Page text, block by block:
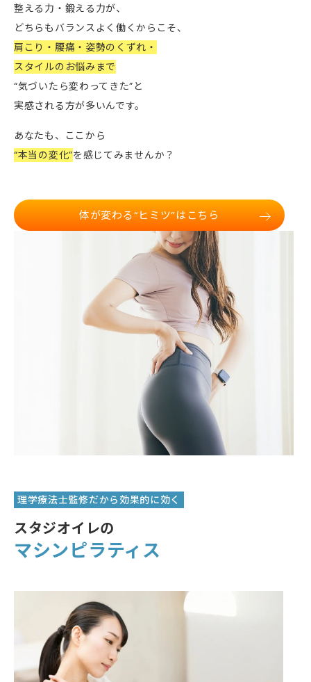
整える力・鍛える力が、
どちらもバランスよく働くからこそ、
肩こり・腰痛・姿勢のくずれ・
スタイルのお悩みまで
“気づいたら変わってきた”と
実感される方が多いんです。
あなたも、ここから
“本当の変化”を感じてみませんか？
体が変わる“ヒミツ”はこちら
理学療法士監修だから効果的に効く
スタジオイレの
マシンピラティス